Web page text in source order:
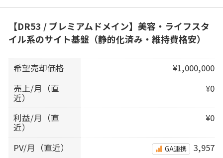
【DR53 / プレミアムドメイン】美容・ライフスタ
イル系のサイト基盤（静的化済み・維持費格安）
希望売却価格
¥1,000,000
売上/月（直
近）
¥0
利益/月（直
近）
¥0
PV/月（直近） GA連携 3,957